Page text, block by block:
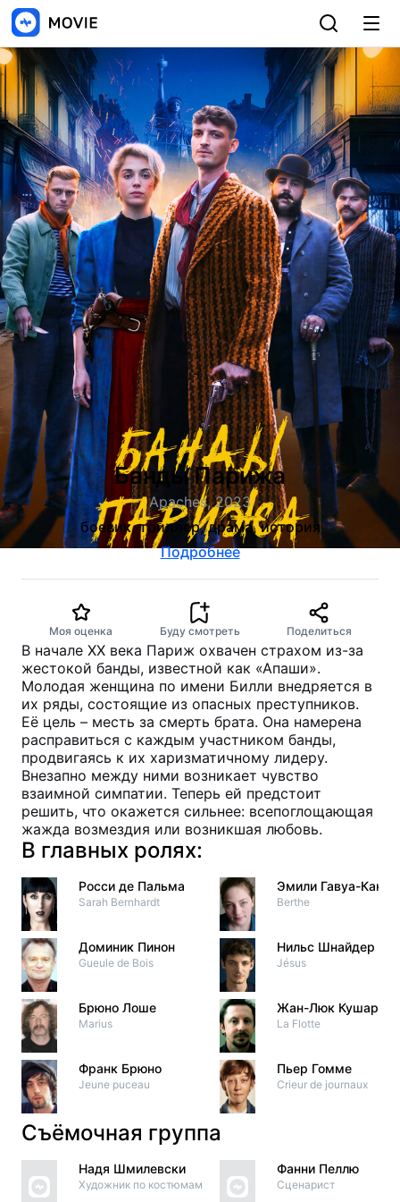
Банды Парижа
Apaches, 2023
боевик, триллер, драма, история
Подробнее
Моя оценка Буду смотреть Поделиться
В начале XX века Париж охвачен страхом из-за
жестокой банды, известной как «Апаши».
Молодая женщина по имени Билли внедряется в
их ряды, состоящие из опасных преступников.
Её цель – месть за смерть брата. Она намерена
расправиться с каждым участником банды,
продвигаясь к их харизматичному лидеру.
Внезапно между ними возникает чувство
взаимной симпатии. Теперь ей предстоит
решить, что окажется сильнее: всепоглощающая
жажда возмездия или возникшая любовь.
В главных ролях:
Росси де Пальма
Sarah Bernhardt
Доминик Пинон
Gueule de Bois
Брюно Лоше
Marius
Франк Брюно
Jeune puceau
Эмили Гавуа-Кан
Berthe
Нильс Шнайдер
Jésus
Жан-Люк Кушар
La Flotte
Пьер Гомме
Crieur de journaux
Съёмочная группа
Надя Шмилевски
Художник по костюмам
Фанни Пеллю
Сценарист